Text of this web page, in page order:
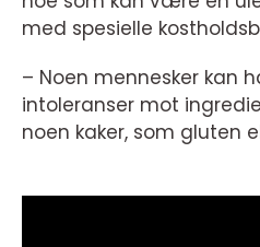
med spesielle
– Noen mennesker kan
intoleranser mot
noen kaker, som gluten